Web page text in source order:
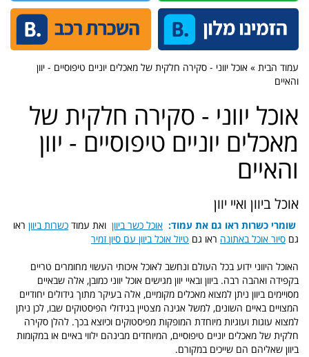
עמוד הבית » אוכל יווני - סקירה חלקית של מאכלים יוניים טיפוסיים - יוון
והאיים
אוכל יווני - סקירה חלקית של
מאכלים יוניים טיפוסיים - יוון
והאיים
אוכל ביוון ואיי יוון
שומרי כשרות ראו גם את עמוד: אוכל כשר ביוון ואת עמוד כשרות ביוון ראו
גם סיור אוכל באתונה ראו גם טיול אוכל ביוון עם סיון זמיר
האוכל היווני ידוע בכל העולם ונחשב לאוכל איכותי העשוי מחומרים טריים
בקפידה ואהבה רבה. ביוון ובאיי יוון מגישים אוכל יווני כמובן, אלה שבאיים
מסויימים ביוון ניתן למצוא מאכלים מקומיים, אלה בעיקר מתוך גידולים יחודיים
המצויים באיים השונים, למשל אגינה מצטיין בגידולי הפיסטוקים שבו, לכן ניתן
למצוא עוגות ועוגיות מיוחדת המופקות מפיסטוקים וכיוצא בכך. להלן סקירה
חלקית של מאכלים יוניים טיפוסיים, המיוחדים מבינהם ילווי באיים או במקומות
ביוון שאליהם הם שייכים במקורם.